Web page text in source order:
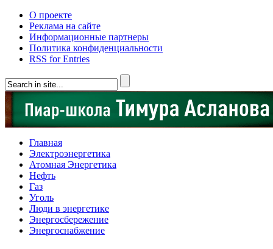
О проекте
Реклама на сайте
Информационные партнеры
Политика конфиденциальности
RSS for Entries
Главная
Электроэнергетика
Атомная Энергетика
Нефть
Газ
Уголь
Люди в энергетике
Энергосбережение
Энергоснабжение